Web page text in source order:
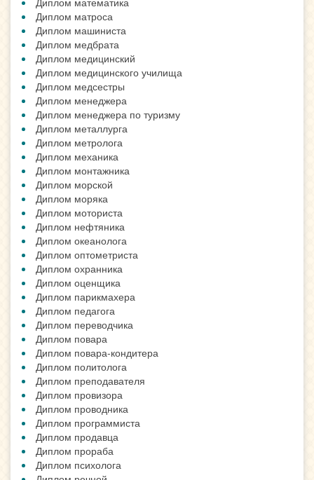
Диплом матроса
Диплом машиниста
Диплом медбрата
Диплом медицинский
Диплом медицинского училища
Диплом медсестры
Диплом менеджера
Диплом менеджера по туризму
Диплом металлурга
Диплом метролога
Диплом механика
Диплом монтажника
Диплом морской
Диплом моряка
Диплом моториста
Диплом нефтяника
Диплом океанолога
Диплом оптометриста
Диплом охранника
Диплом оценщика
Диплом парикмахера
Диплом педагога
Диплом переводчика
Диплом повара
Диплом повара-кондитера
Диплом политолога
Диплом преподавателя
Диплом провизора
Диплом проводника
Диплом программиста
Диплом продавца
Диплом прораба
Диплом психолога